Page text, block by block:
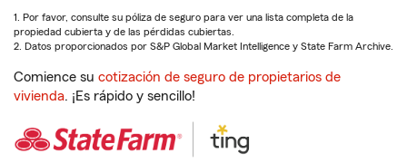
1. Por favor, consulte su póliza de seguro para ver una lista completa de la
propiedad cubierta y de las pérdidas cubiertas.
2. Datos proporcionados por S&P Global Market Intelligence y State Farm Archive.
Comience su cotización de seguro de propietarios de
vivienda. ¡Es rápido y sencillo!